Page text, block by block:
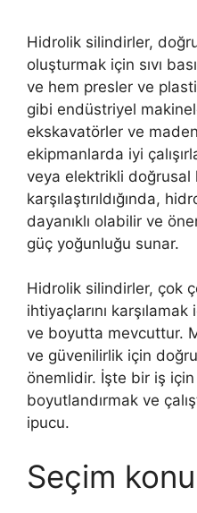
Hidrolik silindirler,
oluşturmak için sıvı
ve hem presler ve
gibi endüstriyel
ekskavatörler ve
ekipmanlarda iyi
veya elektrikli doğrusal
karşılaştırıldığında,
dayanıklı olabilir ve
güç yoğunluğu sunar.
Hidrolik silindirler, çok
ihtiyaçlarını
ve boyutta mevcuttur.
ve güvenilirlik için
önemlidir. İşte bir iş
boyutlandırmak ve
ipucu.
Seçim